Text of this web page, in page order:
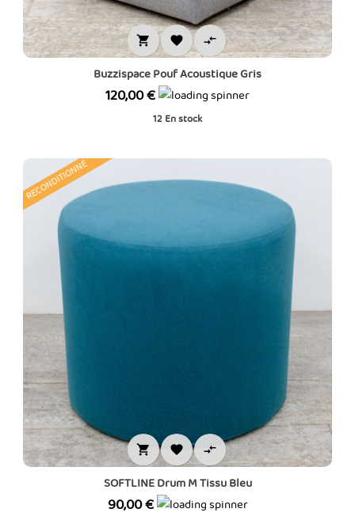
  
Buzzispace Pouf Acoustique Gris
Prix
120,00 €
12 En stock
RECONDITIONNÉ
  
SOFTLINE Drum M Tissu Bleu
Prix
90,00 €